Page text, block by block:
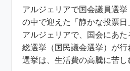
アルジェリアで国会議員選
の中で迎えた「静かな投票日
アルジェリアで、国会にあ
総選挙（国民議会選挙）が
選挙は、生活費の高騰に苦